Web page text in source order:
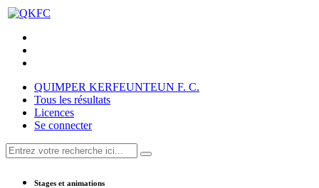
QUIMPER KERFEUNTEUN F. C.
Tous les résultats
Licences
Se connecter
Stages et animations